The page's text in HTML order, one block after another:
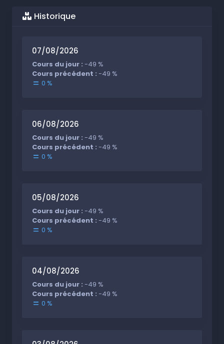
Historique
07/08/2026
Cours du jour : -49 %
Cours précédent : -49 %
0 %
06/08/2026
Cours du jour : -49 %
Cours précédent : -49 %
0 %
05/08/2026
Cours du jour : -49 %
Cours précédent : -49 %
0 %
04/08/2026
Cours du jour : -49 %
Cours précédent : -49 %
0 %